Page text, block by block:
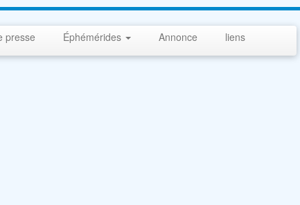
presse Éphémérides Annonce liens